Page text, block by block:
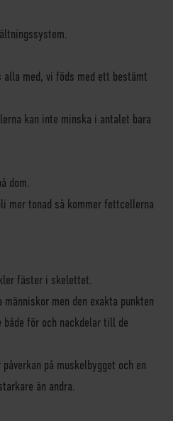
med, vi föds med ett bestämt
kan inte minska i antalet bara
dom.
mer tonad så kommer fettcellerna
fäster i skelettet.
men den exakta punkten
för och nackdelar till de
på muskelbygget och en
än andra.